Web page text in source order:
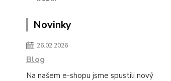
Novinky
26.02.2026
Blog
Na našem e-shopu jsme spustili nový